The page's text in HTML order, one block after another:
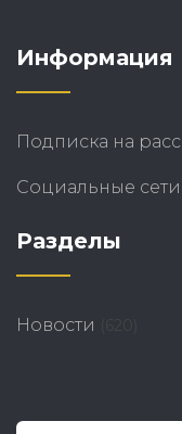
Информация
Подписка на
Социальные сети
Разделы
Новости